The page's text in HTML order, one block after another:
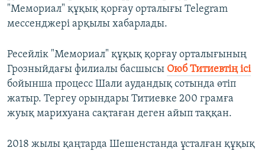
"Мемориал" құқық қорғау орталығы Telegram
мессенджері арқылы хабарлады.
Ресейлік "Мемориал" құқық қорғау орталығының
Грозныйдағы филиалы басшысы Оюб Титиевтің ісі
бойынша процесс Шали аудандық сотында өтіп
жатыр. Тергеу орындары Титиевке 200 грамға
жуық марихуана сақтаған деген айып таққан.
2018 жылы қаңтарда Шешенстанда ұсталған құқық